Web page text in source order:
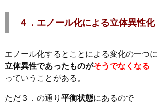
４．エノール化による立体異性化
エノール化するとことによる変化の一つに
立体異性であったものがそうでなくなる
っていうことがある。
ただ３．の通り 平衡状態にあるので